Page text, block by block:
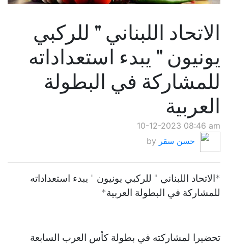
الاتحاد اللبناني " للركبي
يونيون " يبدء استعداداته
للمشاركة في البطولة
العربية
10-12-2023 08:46 am
by حسن سقر
*الاتحاد اللبناني " للركبي يونيون " يبدء استعداداته
للمشاركة في البطولة العربية*
تحضيرا لمشاركته في بطولة كأس العرب السابعة